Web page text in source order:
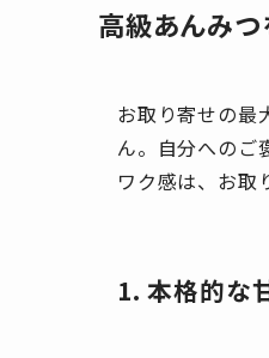
高級あんみ
お取り寄せの最
ん。自分へのご
ワク感は、お取
1. 本格的な